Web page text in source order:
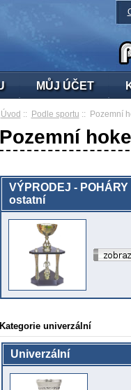
MŮJ ÚČET
Úvod :: Podle sportu :: Pozemní
Pozemní
VÝPRODEJ - POHÁRY
ostatní
Kategorie univerzální
Univerzální